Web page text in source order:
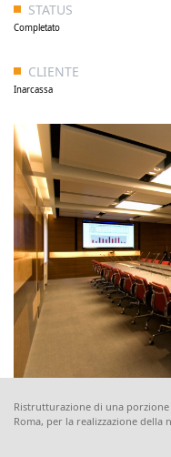
STATUS
Completato
CLIENTE
Inarcassa
Ristrutturazione di una porzione
Roma, per la realizzazione della